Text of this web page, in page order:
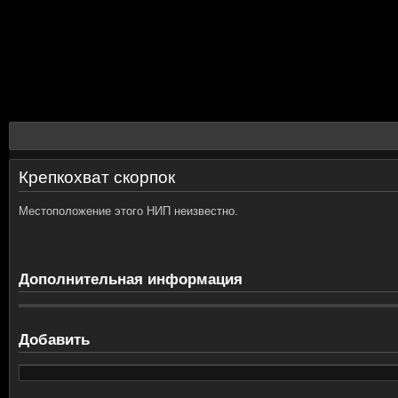
Крепкохват скорпок
Местоположение этого НИП неизвестно.
Дополнительная информация
Добавить